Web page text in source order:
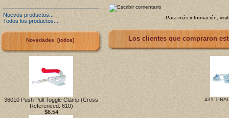
Nuevos productos...
Todos los productos...
Novedades [todos]
36010 Push Pull Toggle Clamp (Cross
Referenced: 610)
$6.54
Para más información,
Los clientes que compraron
431